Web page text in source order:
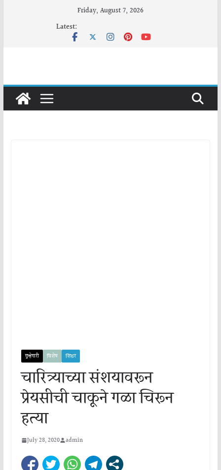
Friday, August 7, 2026
Latest:
गुन्हेगारी विशेष शिरूर
चारित्र्याच्या संशयावरून
प्रेयसीची चाकूने गळा चिरून
हत्या
July 28, 2020 admin